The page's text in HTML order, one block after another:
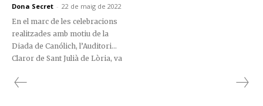
Dona Secret - 22 de maig de 2022
En el marc de les celebracions
realitzades amb motiu de la
Diada de Canólich, l’Auditori
Claror de Sant Julià de Lòria, va
tradicional concert de Canòlich